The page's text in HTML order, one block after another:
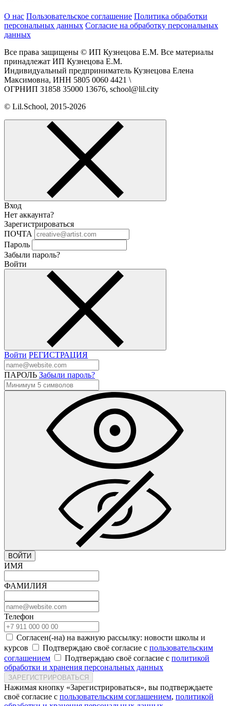
О нас Пользовательское соглашение Политика обработки
персональных данных Согласие на обработку персональных
данных
Все права защищены © ИП Кузнецова Е.М. Все материалы
принадлежат ИП Кузнецова Е.М.
Индивидуальный предприниматель Кузнецова Елена
Максимовна, ИНН 5805 0060 4421 \
ОГРНИП 31858 35000 13676, school@lil.city
© Lil.School, 2015‐2026
Вход
Нет аккаунта?
Зарегистрироваться
ПОЧТА
Пароль
Забыли пароль?
Войти
Войти РЕГИСТРАЦИЯ
ПАРОЛЬ Забыли пароль?
ВОЙТИ
ИМЯ
ФАМИЛИЯ
Телефон
Согласен(-на) на важную рассылку: новости школы и
курсов
Подтверждаю своё согласие с пользовательским
соглашением
Подтверждаю своё согласие с политикой
обработки и хранения персональных данных
ЗАРЕГИСТРИРОВАТЬСЯ
Нажимая кнопку «Зарегистрироваться», вы подтверждаете
своё согласие с пользовательским соглашением, политикой